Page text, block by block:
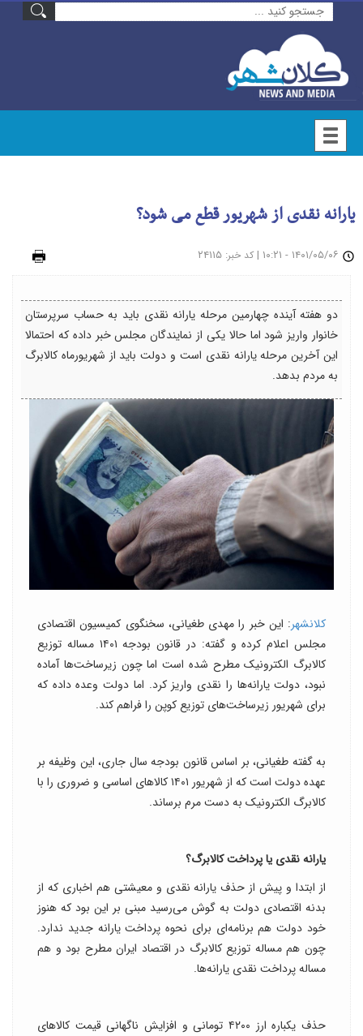
یارانه نقدی از شهریور قطع می شود؟
| کد خبر: ۲۴۱۱۵
دو هفته آینده چهارمین مرحله یارانه نقدی باید به حساب سرپرستان
خانوار واریز شود اما حالا یکی از نمایندگان مجلس خبر داده که احتمالا
این آخرین مرحله یارانه نقدی است و دولت باید از شهریورماه کالابرگ
به مردم بدهد.
کلانشهر: این خبر را مهدی طغیانی، سخنگوی کمیسیون اقتصادی
مجلس اعلام کرده و گفته: در قانون بودجه ۱۴۰۱ مساله توزیع
کالابرگ الکترونیک مطرح شده است اما چون زیرساخت‌ها آماده
نبود، دولت یارانه‌ها را نقدی واریز کرد. اما دولت وعده داده که
برای شهریور زیرساخت‌های توزیع کوپن را فراهم کند.
به گفته طغیانی، بر اساس قانون بودجه سال جاری، این وظیفه بر
عهده دولت است که از شهریور ۱۴۰۱ کالاهای اساسی و ضروری را با
کالابرگ الکترونیک به دست مرم برساند.
یارانه نقدی یا پرداخت کالابرگ؟
از ابتدا و پیش از حذف یارانه نقدی و معیشتی هم اخباری که از
بدنه اقتصادی دولت به گوش می‌رسید مبنی بر این بود که هنوز
خود دولت هم برنامه‌ای برای نحوه پرداخت یارانه جدید ندارد.
چون هم مساله توزیع کالابرگ در اقتصاد ایران مطرح بود و هم
مساله پرداخت نقدی یارانه‌ها.
حذف یکباره ارز ۴۲۰۰ تومانی و افزایش ناگهانی قیمت کالاهای